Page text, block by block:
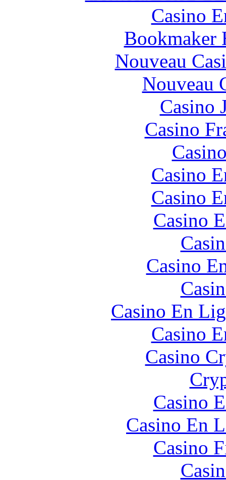
Casino
Bookmaker
Nouveau
Nouveau
Casino
Casino
Casino
Casino
Casino
Casino
Casino En
Casino
Casino
Casino
Casino En
Casino